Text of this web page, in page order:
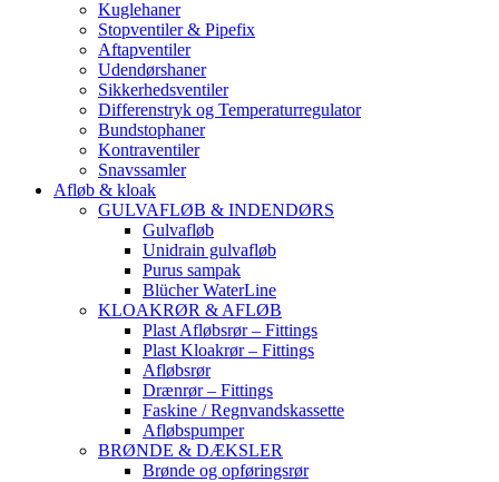
Kuglehaner
Stopventiler & Pipefix
Aftapventiler
Udendørshaner
Sikkerhedsventiler
Differenstryk og Temperaturregulator
Bundstophaner
Kontraventiler
Snavssamler
Afløb & kloak
GULVAFLØB & INDENDØRS
Gulvafløb
Unidrain gulvafløb
Purus sampak
Blücher WaterLine
KLOAKRØR & AFLØB
Plast Afløbsrør – Fittings
Plast Kloakrør – Fittings
Afløbsrør
Drænrør – Fittings
Faskine / Regnvandskassette
Afløbspumper
BRØNDE & DÆKSLER
Brønde og opføringsrør